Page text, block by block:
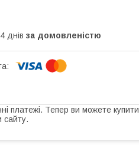
днів за домовленістю
платежі. Тепер ви можете купити
сайту.